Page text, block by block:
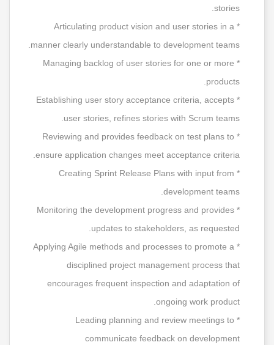
stories.
* Articulating product vision and user stories in a
manner clearly understandable to development teams.
* Managing backlog of user stories for one or more
products.
* Establishing user story acceptance criteria, accepts
user stories, refines stories with Scrum teams.
* Reviewing and provides feedback on test plans to
ensure application changes meet acceptance criteria.
* Creating Sprint Release Plans with input from
development teams.
* Monitoring the development progress and provides
updates to stakeholders, as requested.
* Applying Agile methods and processes to promote a
disciplined project management process that
encourages frequent inspection and adaptation of
ongoing work product.
* Leading planning and review meetings to
communicate feedback on development